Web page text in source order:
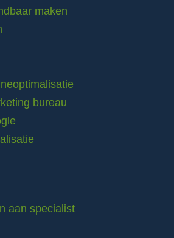
maken
bureau
aan specialist